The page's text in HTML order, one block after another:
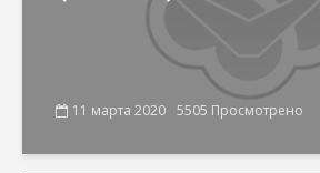
11 марта 2020 5505 Просмотрено